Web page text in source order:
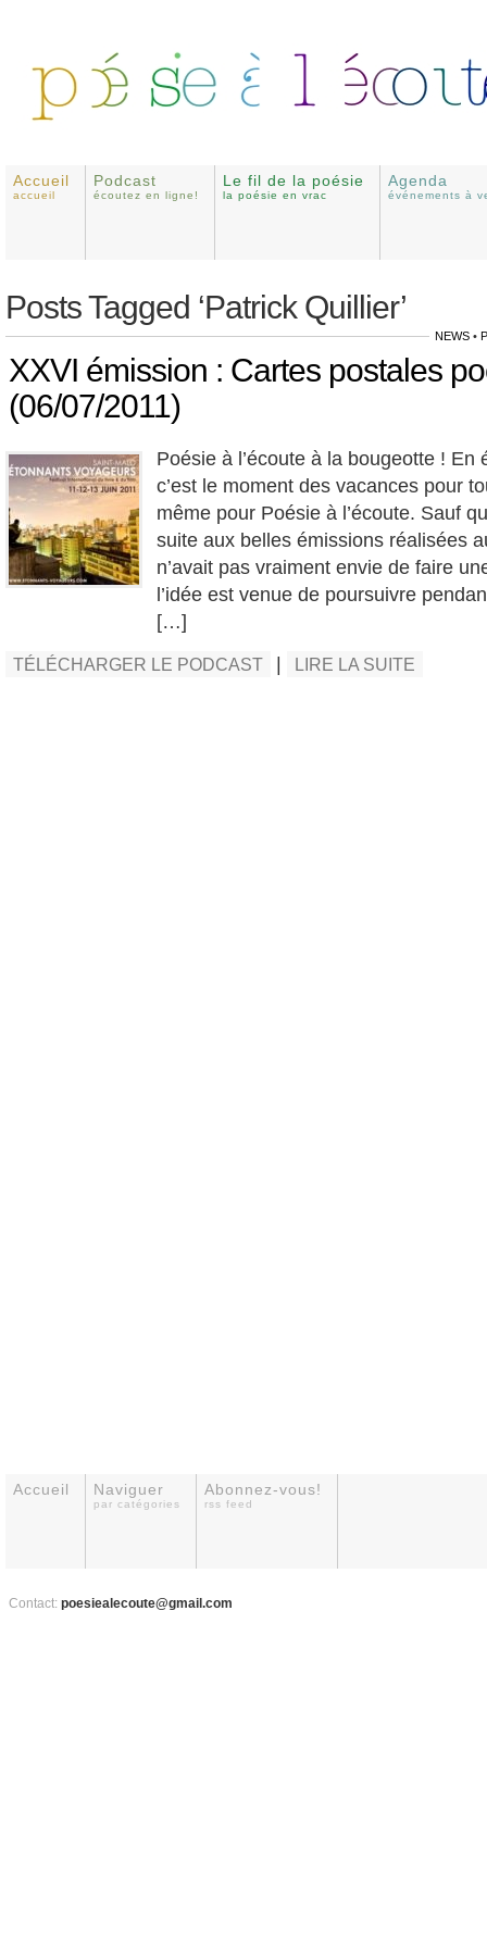
Accueil
accueil
Podcast
écoutez en ligne!
Le fil de la poésie
la poésie en vrac
Agenda
événements à
Posts Tagged ‘Patrick Quillier’
NEWS •
XXVI émission : Cartes postales
(06/07/2011)
Poésie à l’écoute à la bougeotte ! En
c’est le moment des vacances pour
même pour Poésie à l’écoute. Sauf
suite aux belles émissions réalisées
n’avait pas vraiment envie de faire
l’idée est venue de poursuivre
[…]
TÉLÉCHARGER LE PODCAST LIRE LA SUITE
Accueil Naviguer
par catégories
Abonnez-vous!
rss feed
Contact: poesiealecoute@gmail.com